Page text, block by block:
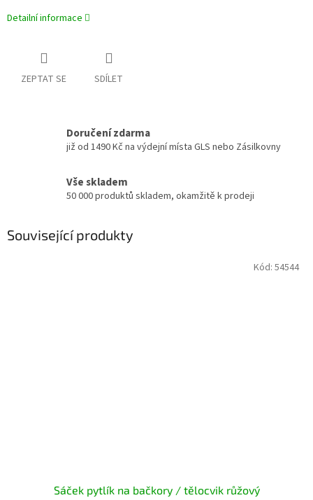
Detailní informace
ZEPTAT SE SDÍLET
Doručení zdarma
již od 1490 Kč na výdejní místa GLS nebo Zásilkovny
Vše skladem
50 000 produktů skladem, okamžitě k prodeji
Související produkty
Sáček pytlík na bačkory / tělocvik růžový
Kód: 54544